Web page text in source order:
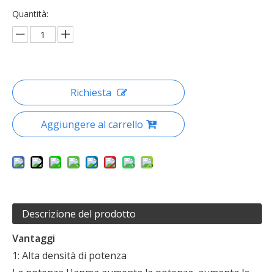
Quantità:
Richiesta
Aggiungere al carrello
Descrizione del prodotto
Vantaggi
1: Alta densità di potenza